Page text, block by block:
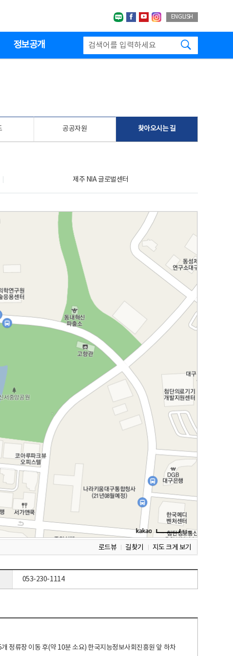
네이버블로그
페이스북
유투브인스타그랩
ENGLISH
정보공개
공공자원 찾아오시는 길
제주 NIA 글로벌센터
로드뷰 길찾기 지도 크게 보기
053-230-1114
류장 이동 후(약 10분 소요) 한국지능정보사회진흥원 앞 하차